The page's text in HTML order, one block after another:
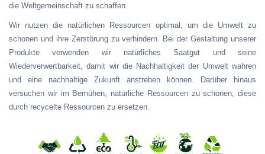
die Weltgemeinschaft zu schaffen.
Wir nutzen die natürlichen Ressourcen optimal, um die Umwelt zu
schonen und ihre Zerstörung zu verhindern. Bei der Gestaltung unserer
Produkte verwenden wir natürliches Saatgut und seine
Wiederverwertbarkeit, damit wir die Nachhaltigkeit der Umwelt wahren
und eine nachhaltige Zukunft anstreben können. Darüber hinaus
versuchen wir im Bemühen, natürliche Ressourcen zu schonen, diese
durch recycelte Ressourcen zu ersetzen.